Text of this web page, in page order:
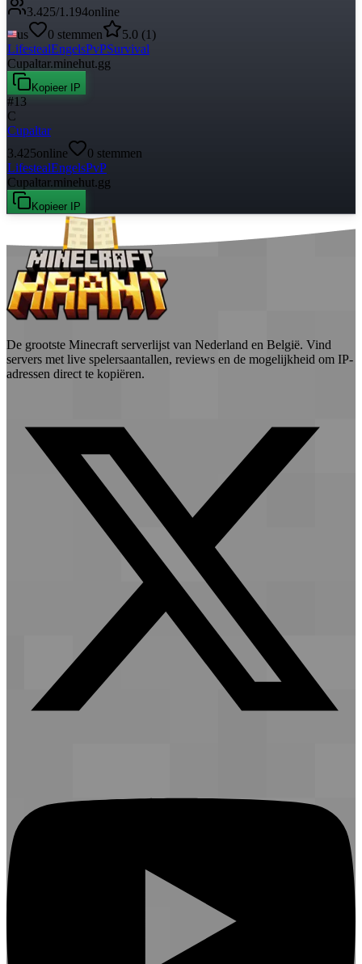
3.425/1.194online
us
0 stemmen 5.0 (1 )
LifestealEngelsPvPSurvival
Cupaltar.minehut.gg
Kopieer IP
#13
C
Cupaltar
3.425online 0 stemmen
LifestealEngelsPvP
Cupaltar.minehut.gg
Kopieer IP
De grootste Minecraft serverlijst van Nederland en België. Vind
servers met live spelersaantallen, reviews en de mogelijkheid om IP-
adressen direct te kopiëren.